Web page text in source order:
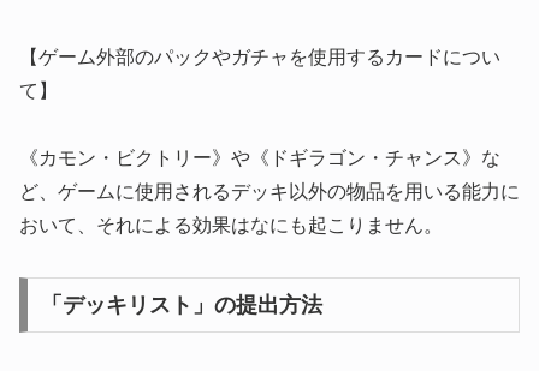
【ゲーム外部のパックやガチャを使用するカードについ
て】
《カモン・ビクトリー》や《ドギラゴン・チャンス》な
ど、ゲームに使用されるデッキ以外の物品を用いる能力に
おいて、それによる効果はなにも起こりません。
「デッキリスト」の提出方法